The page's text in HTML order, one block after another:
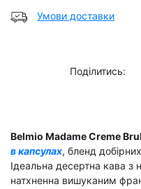
Умови доставки
Поділитись:
Belmio Madame Creme
в капсулах, бленд
Ідеальна десертна кава з
натхненна вишуканим